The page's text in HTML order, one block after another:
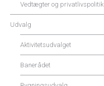
Vedtægter og privatlivspolitik
Udvalg
Aktivitetsudvalget
Banerådet